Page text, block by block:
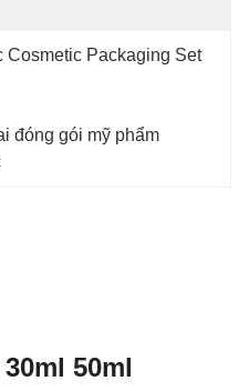
Cosmetic Packaging Set
đóng gói mỹ phẩm
50ml